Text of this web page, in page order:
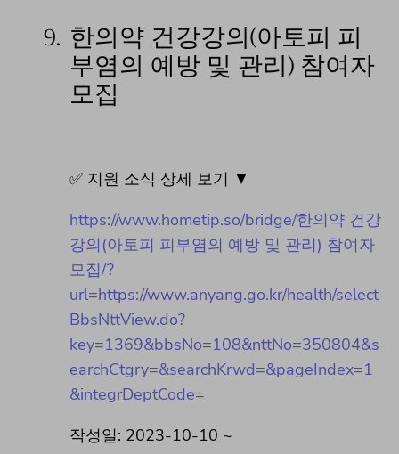
9. 한의약 건강강의(아토피 피
부염의 예방 및 관리) 참여자
모집
✅ 지원 소식 상세 보기 ▼
https://www.hometip.so/bridge/한의약 건강
강의(아토피 피부염의 예방 및 관리) 참여자
모집/?
url=https://www.anyang.go.kr/health/select
BbsNttView.do?
key=1369&bbsNo=108&nttNo=350804&s
earchCtgry=&searchKrwd=&pageIndex=1
&integrDeptCode=
작성일: 2023-10-10 ~